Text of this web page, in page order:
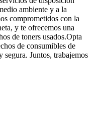
ambiente y a la
comprometidos con la
y te ofrecemos una
de toners usados.Opta
de consumibles de
segura. Juntos, trabajemos